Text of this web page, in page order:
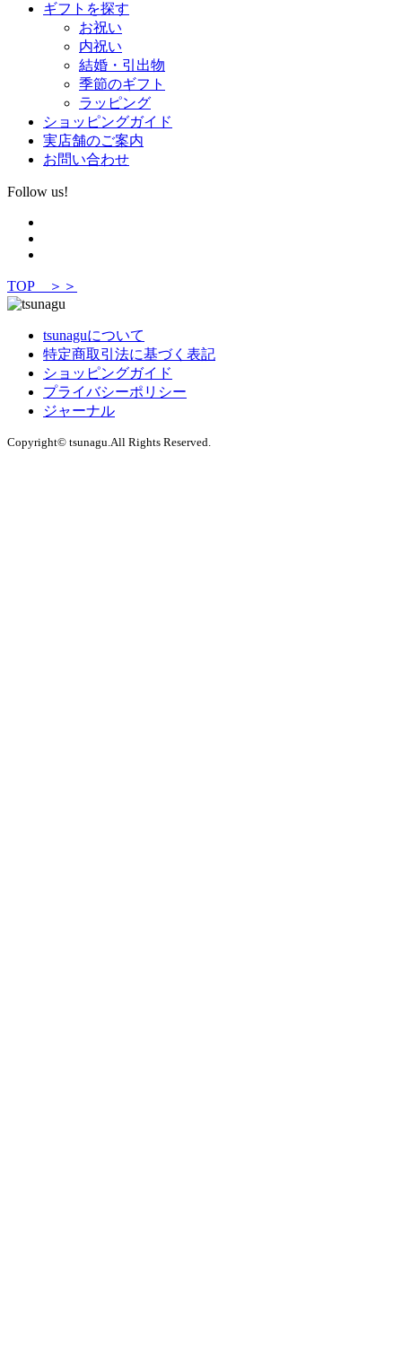
ギフトを探す
お祝い
内祝い
結婚・引出物
季節のギフト
ラッピング
ショッピングガイド
実店舗のご案内
お問い合わせ
Follow us!
TOP ＞＞
tsunaguについて
特定商取引法に基づく表記
ショッピングガイド
プライバシーポリシー
ジャーナル
Copyright© tsunagu.All Rights Reserved.